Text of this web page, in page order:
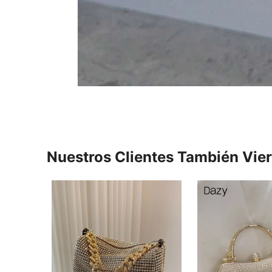
Nuestros Clientes También